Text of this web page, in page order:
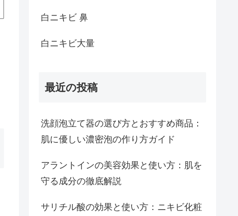
白ニキビ 鼻
白ニキビ大量
最近の投稿
洗顔泡立て器の選び方とおすすめ商品：
肌に優しい濃密泡の作り方ガイド
アラントインの美容効果と使い方：肌を
守る成分の徹底解説
サリチル酸の効果と使い方：ニキビ化粧